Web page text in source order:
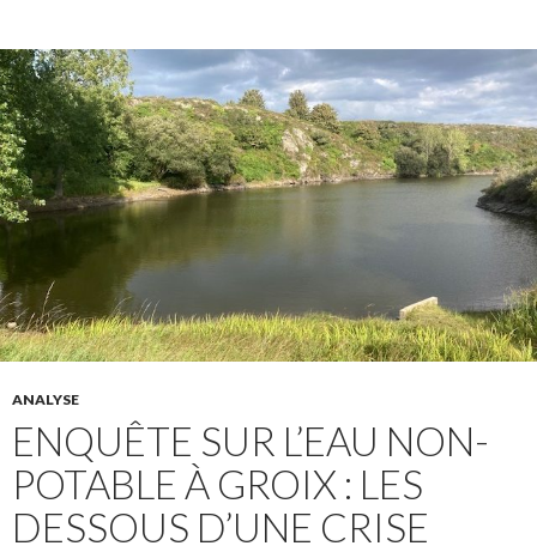
ANALYSE
ENQUÊTE SUR L’EAU NON-
POTABLE À GROIX : LES
DESSOUS D’UNE CRISE